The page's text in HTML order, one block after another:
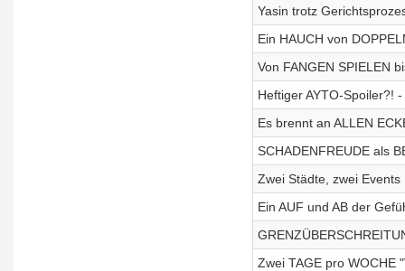
Yasin trotz
Ein HAUCH von
Von FANGEN SPIELEN
Heftiger AYTO-Spoiler?!
Es brennt an ALLEN
SCHADENFREUDE als
Zwei Städte, zwei Events
Ein AUF und AB der
Zwei TAGE pro WOCHE